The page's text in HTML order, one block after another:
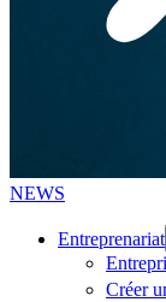
NEWS
Entreprenariat
Créer